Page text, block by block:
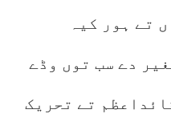
تے ہور کیہ
دے سب توں وڈے
تے تحریک